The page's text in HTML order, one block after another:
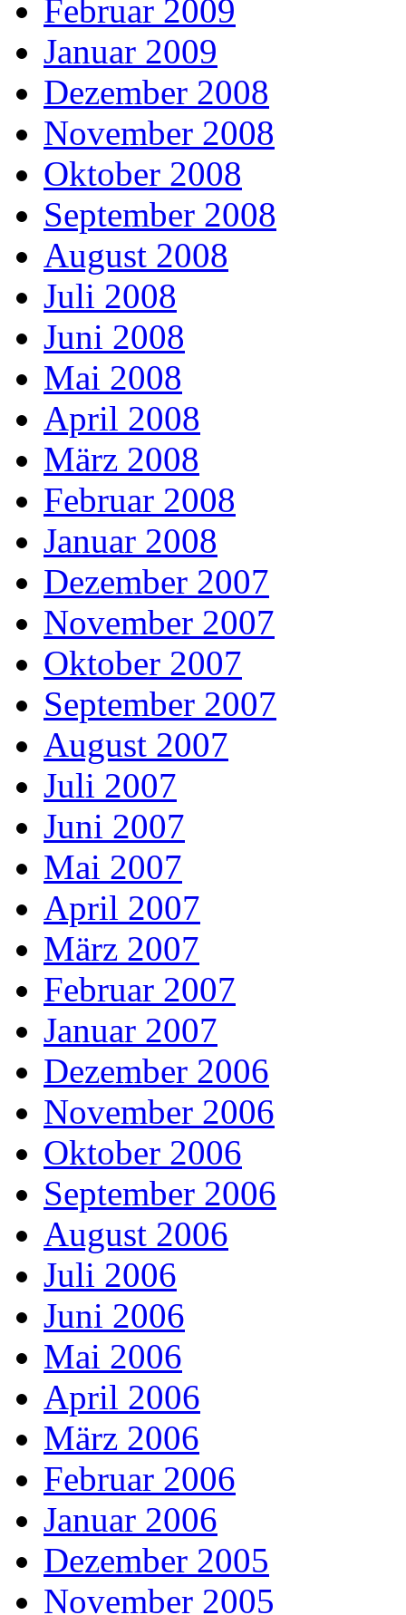
Februar 2009
Januar 2009
Dezember 2008
November 2008
Oktober 2008
September 2008
August 2008
Juli 2008
Juni 2008
Mai 2008
April 2008
März 2008
Februar 2008
Januar 2008
Dezember 2007
November 2007
Oktober 2007
September 2007
August 2007
Juli 2007
Juni 2007
Mai 2007
April 2007
März 2007
Februar 2007
Januar 2007
Dezember 2006
November 2006
Oktober 2006
September 2006
August 2006
Juli 2006
Juni 2006
Mai 2006
April 2006
März 2006
Februar 2006
Januar 2006
Dezember 2005
November 2005